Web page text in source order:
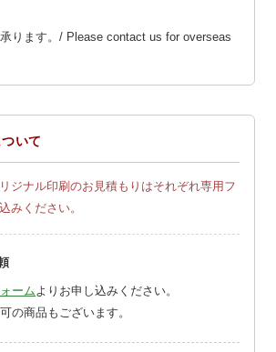
ります。/ Please contact us for overseas
いて
ジナル印刷のお見積もりはそれぞれ専用フ
みください。
ーム よりお申し込みください。
の商品もございます。